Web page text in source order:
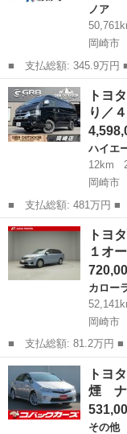
ノア
岡崎市
■ 支払総額: 345.9万円 ■ 車両本体価格： 3,334,000 円 ■ メーカ
ー名： トヨタ ■ 車
車 純正１０インチナ
ーモニタ...
愛知 岡崎市 ノア
トヨ
り／
ハイエ
12km
岡崎市
■ 支払総額: 481万円 ■ 車両本体価格： 4,598,000 円 ■ メーカー
名： トヨタ ■ 車種名
Ｌ ４列１０人乗り／４
アルミ／デ...
愛知 岡崎市 ハ
トヨ
１オ
カロー
岡崎市
■ 支払総額: 81.2万円 ■ 車両本体価格： 720,000 円 ■ メーカー
名： トヨタ ■ 車種名
名： ハイブリッド
滑り防止装置 エ...
愛知 岡崎市 カ
トヨ
煙 ナ
その他